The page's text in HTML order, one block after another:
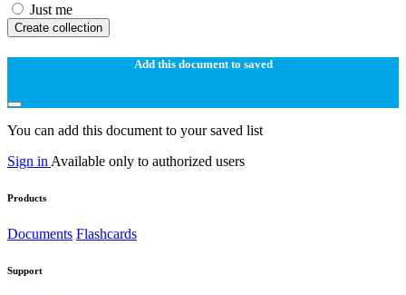
Just me
Create collection
Add this document to saved
You can add this document to your saved list
Sign in Available only to authorized users
Products
Documents Flashcards
Support